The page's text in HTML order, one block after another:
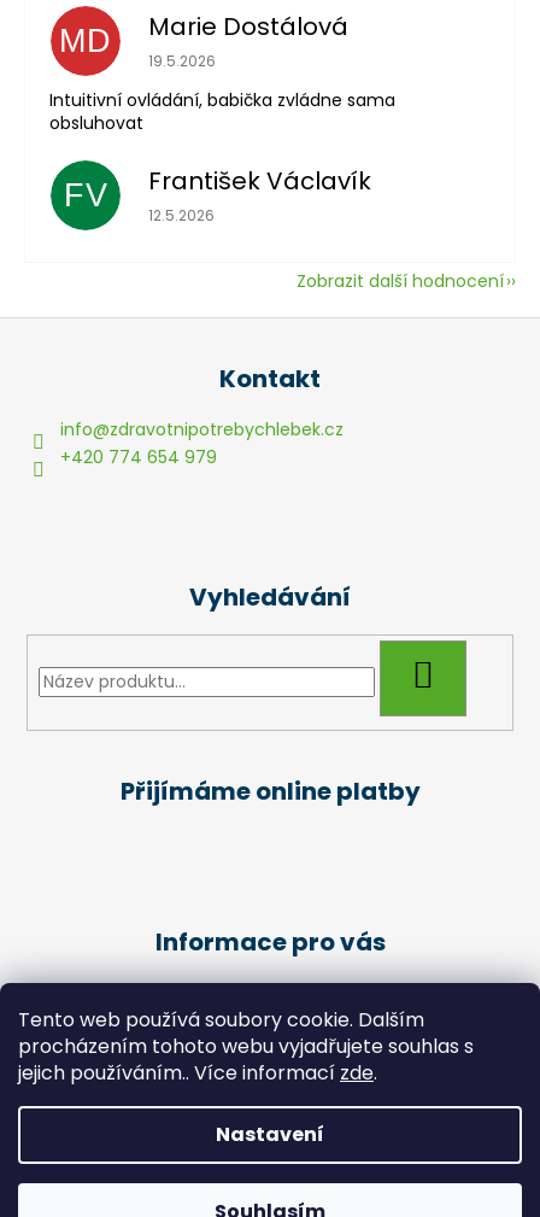
Tento web používá soubory cookie. Dalším
procházením tohoto webu vyjadřujete souhlas s
jejich používáním.. Více informací zde.
Nastavení
MD Marie Dostálová
Hodnocení obchodu je 5 z 5 hvězdiček.
19.5.2026
Intuitivní ovládání, babička zvládne sama
obsluhovat
FV František Václavík
Hodnocení obchodu je 5 z 5 hvězdiček.
12.5.2026
Zobrazit další hodnocení
Z
Kontakt
info@zdravotnipotrebychlebek.cz
+420 774 654 979
Vyhledávání
Přijímáme online platby
Informace pro vás
Podmínky ochrany osobních údajů
Kariéra
Péče o klienty - Pedikúra
Copyright 2026Zdravotní potřeby Chlebek. Všechna